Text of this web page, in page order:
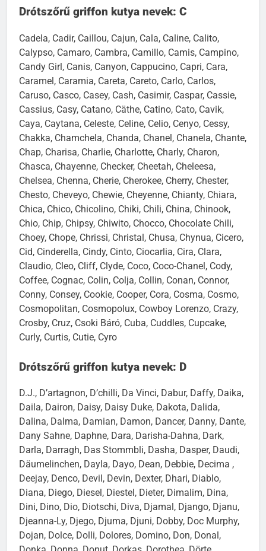
Drótszőrű griffon kutya nevek: C
Cadela, Cadir, Caillou, Cajun, Cala, Caline, Calito,
Calypso, Camaro, Cambra, Camillo, Camis, Campino,
Candy Girl, Canis, Canyon, Cappucino, Capri, Cara,
Caramel, Caramia, Careta, Careto, Carlo, Carlos,
Caruso, Casco, Casey, Cash, Casimir, Caspar, Cassie,
Cassius, Casy, Catano, Cäthe, Catino, Cato, Cavik,
Caya, Caytana, Celeste, Celine, Celio, Cenyo, Cessy,
Chakka, Chamchela, Chanda, Chanel, Chanela, Chante,
Chap, Charisa, Charlie, Charlotte, Charly, Charon,
Chasca, Chayenne, Checker, Cheetah, Cheleesa,
Chelsea, Chenna, Cherie, Cherokee, Cherry, Chester,
Chesto, Cheveyo, Chewie, Cheyenne, Chianty, Chiara,
Chica, Chico, Chicolino, Chiki, Chili, China, Chinook,
Chio, Chip, Chipsy, Chiwito, Chocco, Chocolate Chili,
Choey, Chope, Chrissi, Christal, Chusa, Chynua, Cicero,
Cid, Cinderella, Cindy, Cinto, Ciocarlia, Cira, Clara,
Claudio, Cleo, Cliff, Clyde, Coco, Coco-Chanel, Cody,
Coffee, Cognac, Colin, Colja, Collin, Conan, Connor,
Conny, Consey, Cookie, Cooper, Cora, Cosma, Cosmo,
Cosmopolitan, Cosmopolux, Cowboy Lorenzo, Crazy,
Crosby, Cruz, Csoki Báró, Cuba, Cuddles, Cupcake,
Curly, Curtis, Cutie, Cyro
Drótszőrű griffon kutya nevek: D
D.J., D’artagnon, D’chilli, Da Vinci, Dabur, Daffy, Daika,
Daila, Dairon, Daisy, Daisy Duke, Dakota, Dalida,
Dalina, Dalma, Damian, Damon, Dancer, Danny, Dante,
Dany Sahne, Daphne, Dara, Darisha-Dahna, Dark,
Darla, Darragh, Das Stommbli, Dasha, Dasper, Daudi,
Däumelinchen, Dayla, Dayo, Dean, Debbie, Decima ,
Deejay, Denco, Devil, Devin, Dexter, Dhari, Diablo,
Diana, Diego, Diesel, Diestel, Dieter, Dimalim, Dina,
Dini, Dino, Dio, Diotschi, Diva, Djamal, Django, Djanu,
Djeanna-Ly, Djego, Djuma, Djuni, Dobby, Doc Murphy,
Dojan, Dolce, Dolli, Dolores, Domino, Don, Donal,